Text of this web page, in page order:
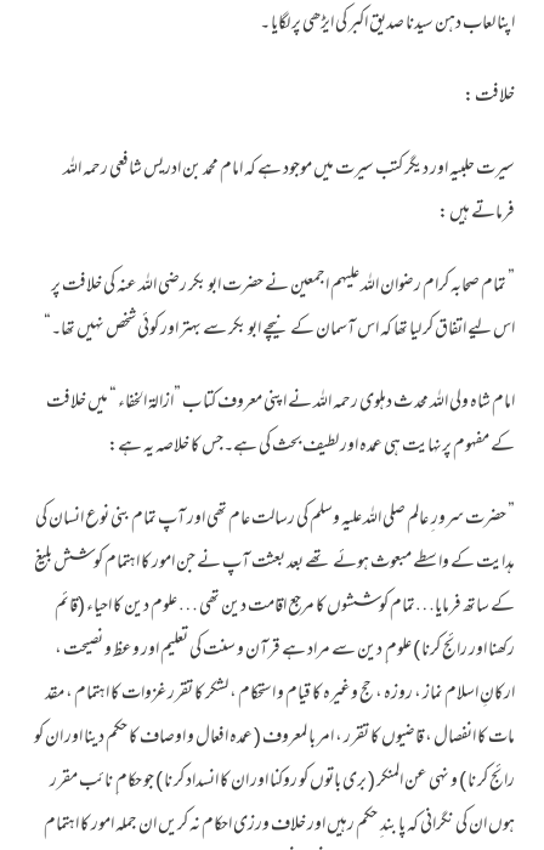
اپنا لعاب دہن سیدنا صدیق اکبر کی ایڑھی پر لگایا ۔
خلافت :
سیرت حلبیہ اور دیگر کتب سیرت میں موجود ہے کہ امام محمد بن ادریس شافعی رحمہ اللہ
فرماتے ہیں :
” تمام صحابہ کرام رضوان اللہ علیہم اجمعین نے حضرت ابو بکر رضی اللہ عنہ کی خلافت پر
اس لیے اتفاق کر لیا تھا کہ اس آسمان کے نیچے ابو بکر سے بہتر اور کوئی شخص نہیں تھا۔“
امام شاہ ولی اللہ محد ث دہلوی رحمہ اللہ نے اپنی معروف کتا ب ”ازالۃ الخفاء “ میں خلافت
کے مفہوم پرنہایت ہی عمدہ اور لطیف بحث کی ہے۔جس کا خلاصہ یہ ہے:
” حضرت سرور ِ عالم صلی اللہ علیہ وسلم کی رسالت عام تھی اور آپ تمام بنی نوع انسان کی
ہدایت کے واسطے مبعوث ہوئے تھے بعد بعثت آپ نے جن امور کا اہتمام کوشش بلیغ
کے ساتھ فرمایا…تمام کوششوں کا مرجع اقامت دین تھی … علوم دین کا احیاء (قائم
رکھنا اور رائج کرنا ) علوم ِ دین سے مراد ہے قرآن و سنت کی تعلیم اور وعظ و نصیحت ،
ارکانِ اسلام نماز ، روزہ ، حج وغیرہ کا قیام و استحکام ، لشکر کا تقرر غزوات کا اہتمام ، مقد
مات کا انفصال ، قاضیوں کا تقرر ، امر با لمعروف ( عمدہ افعال و اوصاف کا حکم دینا اور ان کو
رائج کر نا ) و نہی عن المنکر ( بری باتوں کو روکنا اور ان کا انسداد کر نا ) جو حکام ِ نائب مقرر
ہوں ان کی نگرانی کہ پا بند ِ حکم رہیں اور خلاف ورزی احکام نہ کریں ان جملہ امور کا اہتمام